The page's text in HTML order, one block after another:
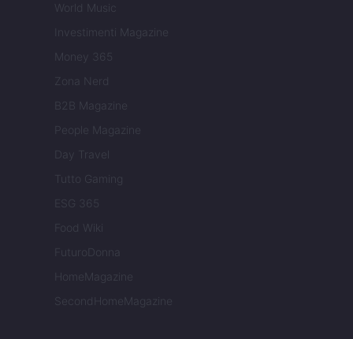
World Music
Investimenti Magazine
Money 365
Zona Nerd
B2B Magazine
People Magazine
Day Travel
Tutto Gaming
ESG 365
Food Wiki
FuturoDonna
HomeMagazine
SecondHomeMagazine